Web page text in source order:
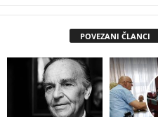
POVEZANI ČLANCI